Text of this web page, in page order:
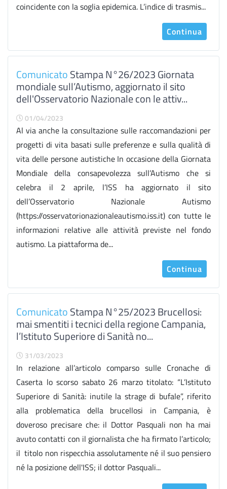
coincidente con la soglia epidemica. L’indice di trasmis...
Continua
ComunicatoStampa N°26/2023 Giornata
mondiale sull’Autismo, aggiornato il sito
dell'Osservatorio Nazionale con le attiv...
01/04/2023
Al via anche la consultazione sulle raccomandazioni per
progetti di vita basati sulle preferenze e sulla qualità di
vita delle persone autistiche In occasione della Giornata
Mondiale della consapevolezza sull’Autismo che si
celebra il 2 aprile, l’ISS ha aggiornato il sito
dell’Osservatorio Nazionale Autismo
(https://osservatorionazionaleautismo.iss.it) con tutte le
informazioni relative alle attività previste nel fondo
autismo. La piattaforma de...
Continua
ComunicatoStampa N°25/2023 Brucellosi:
mai smentiti i tecnici della regione Campania,
l’Istituto Superiore di Sanità no...
31/03/2023
In relazione all’articolo comparso sulle Cronache di
Caserta lo scorso sabato 26 marzo titolato: “L’Istituto
Superiore di Sanità: inutile la strage di bufale”, riferito
alla problematica della brucellosi in Campania, è
doveroso precisare che: il Dottor Pasquali non ha mai
avuto contatti con il giornalista che ha firmato l’articolo;
il titolo non rispecchia assolutamente né il suo pensiero
né la posizione dell'ISS; il dottor Pasquali...